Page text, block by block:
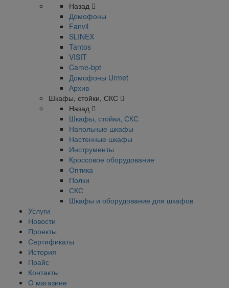
Назад
Домофоны
Fanvil
SLINEX
Tantos
VISIT
Came-bpt
Домофоны Urmet
Архив
Шкафы, стойки, СКС
Назад
Шкафы, стойки, СКС
Напольные шкафы
Настенные шкафы
Инструменты
Кроссовое оборудование
Оптика
Полки
СКС
Шкафы и оборудование для шкафов
Услуги
Новости
Проекты
Сертификаты
История
Прайс
Контакты
О магазине